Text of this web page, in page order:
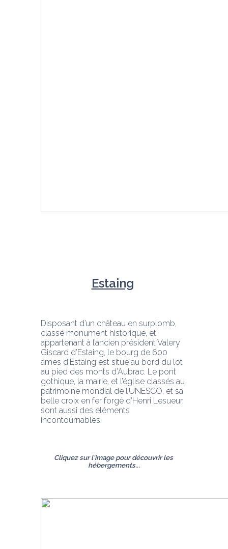
Estaing
Disposant d’un château en surplomb,
classé monument historique, et
appartenant à l’ancien président Valery
Giscard d’Estaing, le bourg de 600
âmes d’Estaing est situé au bord du lot
au pied des monts d’Aubrac. Le pont
gothique, la mairie, et l’église classés au
patrimoine mondial de l’UNESCO, et sa
belle croix en fer forgé d’Henri Lesueur,
sont aussi des éléments
incontournables.
Cliquez sur l'image pour découvrir les
hébergements...